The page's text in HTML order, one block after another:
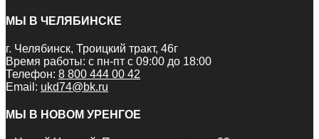
МЫ В ЧЕЛЯБИНСКЕ
г. Челябинск, Троицкий тракт, 46г
Время работы: с пн-пт с 09:00 до 18:00
Телефон: 8 800 444 00 42
Email: ukd74@bk.ru
МЫ В НОВОМ УРЕНГОЕ